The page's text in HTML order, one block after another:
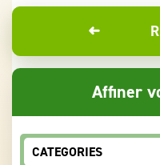
passer
➜
Affiner
CATEGORIES